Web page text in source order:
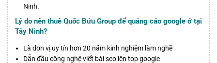
Ninh.
Lý do nên thuê Quốc Bửu Group để quảng cáo google ở tại
Tây Ninh?
Là đơn vị uy tín hơn 20 năm kinh nghiệm làm nghề
Dẫn đầu công nghệ viết bài seo lên top google